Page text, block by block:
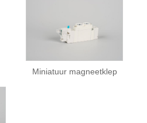
Miniatuur magneetklep